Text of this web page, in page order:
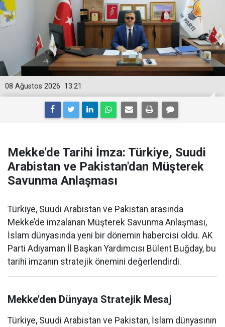
13:21
08 Ağustos 2026
Mekke'de Tarihi İmza: Türkiye, Suudi
Arabistan ve Pakistan'dan Müşterek
Savunma Anlaşması
Türkiye, Suudi Arabistan ve Pakistan arasında
Mekke’de imzalanan Müşterek Savunma Anlaşması,
İslam dünyasında yeni bir dönemin habercisi oldu. AK
Parti Adıyaman İl Başkan Yardımcısı Bülent Buğday, bu
tarihi imzanın stratejik önemini değerlendirdi.
Mekke’den Dünyaya Stratejik Mesaj
Türkiye, Suudi Arabistan ve Pakistan, İslam dünyasının